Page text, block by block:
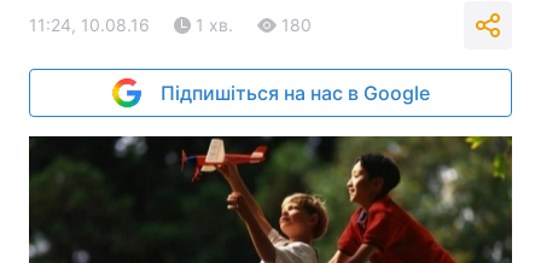
11:24, 10.08.16 1 хв. 180
Підпишіться на нас в Google